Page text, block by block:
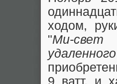
ходом,
"Ми-свет
9 ватт, и